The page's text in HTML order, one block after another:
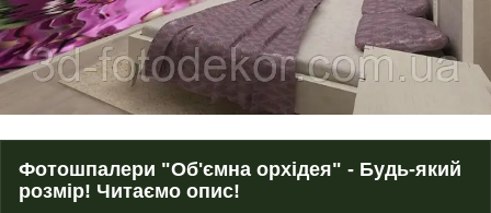
Фотошпалери "Об'ємна орхідея" - Будь-який
розмір! Читаємо опис!